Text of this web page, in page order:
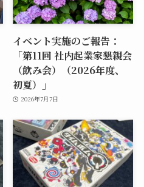
イベント実施のご報告：
「第11回 社内起業家懇親会
（飲み会）（2026年度、
初夏）」
2026年7月7日